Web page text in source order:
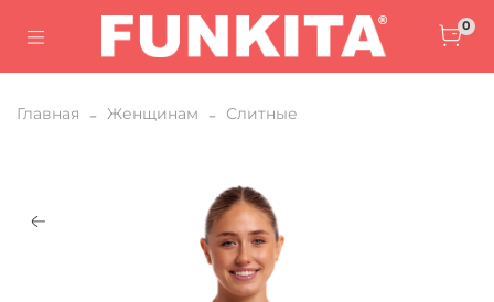
0
Главная Женщинам Слитные